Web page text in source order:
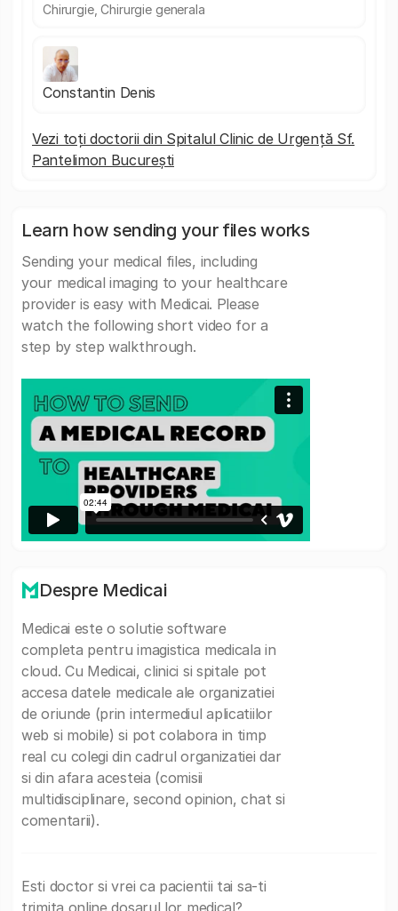
Chirurgie, Chirurgie generala
Constantin Denis
Vezi toți doctorii din Spitalul Clinic de Urgență Sf.
Pantelimon București
Learn how sending your files works
Sending your medical files, including
your medical imaging to your healthcare
provider is easy with Medicai. Please
watch the following short video for a
step by step walkthrough.
Despre Medicai
Medicai este o solutie software
completa pentru imagistica medicala in
cloud. Cu Medicai, clinici si spitale pot
accesa datele medicale ale organizatiei
de oriunde (prin intermediul aplicatiilor
web si mobile) si pot colabora in timp
real cu colegi din cadrul organizatiei dar
si din afara acesteia (comisii
multidisciplinare, second opinion, chat si
comentarii).
Esti doctor si vrei ca pacientii tai sa-ti
trimita online dosarul lor medical?